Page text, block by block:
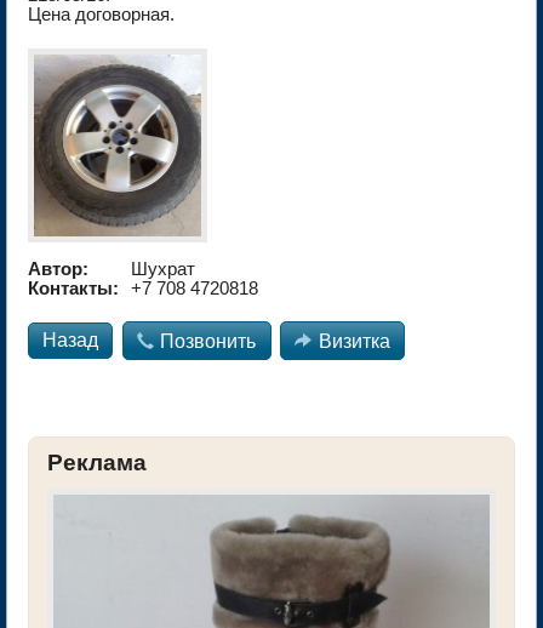
Цена договорная.
Автор:
Шухрат
Контакты:
+7 708 4720818
Назад  Позвонить  Визитка
Реклама